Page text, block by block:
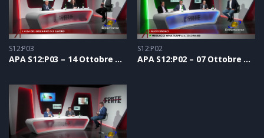
S12:P03
APA S12:P03 – 14 Ottobre 2021
S12:P02
APA S12:P02 – 07 Ottobre 2021